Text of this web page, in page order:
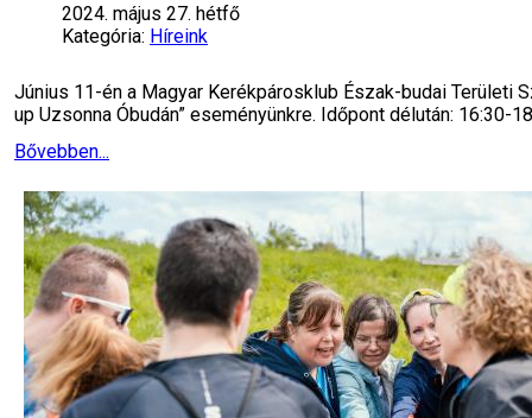
2024. május 27. hétfő
Kategória: Híreink
Június 11-én a Magyar Kerékpárosklub Észak-budai Területi
up Uzsonna Óbudán” eseményünkre. Időpont délután: 16:30-
Bővebben...